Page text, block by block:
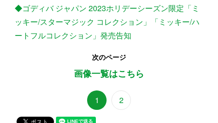
◆ゴディバ ジャパン 2023ホリデーシーズン限定「ミ
ッキー/スターマジック コレクション」「ミッキー/ハ
ートフルコレクション」発売告知
次のページ
画像一覧はこちら
1 2